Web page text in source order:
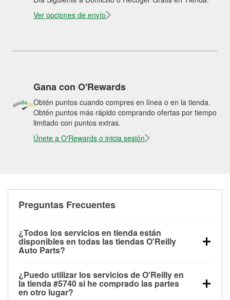
Ver opciones de envío
Gana con O'Rewards
Obtén puntos cuando compres en línea o en la tienda.
Obtén puntos más rápido comprando ofertas por tiempo
limitado con puntos extras.
Únete a O'Rewards o inicia sesión
Preguntas Frecuentes
¿Todos los servicios en tienda están
disponibles en todas las tiendas O'Reilly
Auto Parts?
las pruebas de batería, pruebas de alternador y
motor de arranque, revisión de la luz “Check Engine”
¿Puedo utilizar los servicios de O'Reilly en
la tienda #5740 si he comprado las partes
en otro lugar?